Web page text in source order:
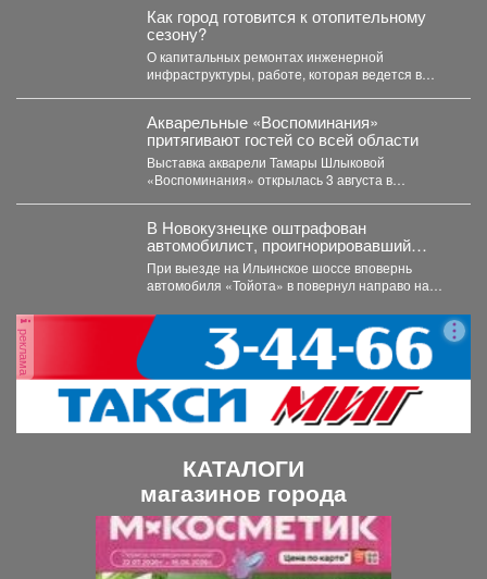
Как город готовится к отопительному
сезону?
О капитальных ремонтах инженерной
инфраструктуры, работе, которая ведется в
Акварельные «Воспоминания»
притягивают гостей со всей области
Выставка акварели Тамары Шлыковой
«Воспоминания» открылась 3 августа в
В Новокузнецке оштрафован
автомобилист, проигнорировавший
запрещающий сигнал светофора
При выезде на Ильинское шоссе вповернь
автомобиля «Тойота» в повернул направо на
реклама
КАТАЛОГИ
магазинов города